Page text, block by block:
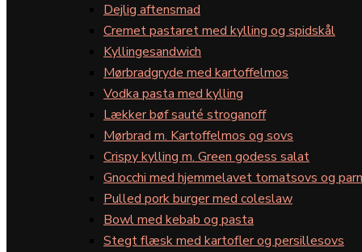
Dejlig aftensmad
Cremet pastaret med kylling og spidskål
Kyllingesandwich
Mørbradgryde med kartoffelmos
Vodka pasta med kylling
Lækker bøf sauté stroganoff
Mørbrad m. Kartoffelmos og sovs
Crispy kylling m. Green godess salat
Gnocchi med hjemmelavet tomatsovs og
Pulled pork burger med coleslaw
Bowl med kebab og pasta
Stegt flæsk med kartofler og persillesovs